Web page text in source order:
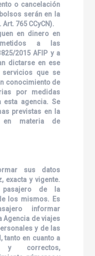
o cancelación
serán en la
765 CCyCN).
en dinero en
a las
2015 AFIP y a
dictarse en ese
servicios que se
conocimiento de
por medidas
esta agencia. Se
previstas en la
en materia de
sus datos
exacta y vigente.
pasajero de la
los mismos. Es
informar
Agencia de viajes
y de las
tanto en cuanto a
y correctos,